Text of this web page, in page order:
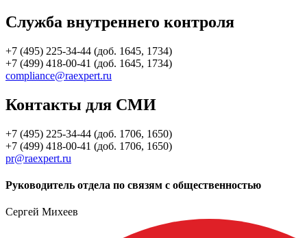
Служба внутреннего контроля
+7 (495) 225-34-44 (доб. 1645, 1734)
+7 (499) 418-00-41 (доб. 1645, 1734)
compliance@raexpert.ru
Контакты для СМИ
+7 (495) 225-34-44 (доб. 1706, 1650)
+7 (499) 418-00-41 (доб. 1706, 1650)
pr@raexpert.ru
Руководитель отдела по связям с общественностью
Сергей Михеев